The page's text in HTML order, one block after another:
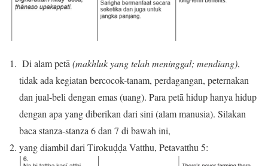
Di alam petā (makhluk yang telah meninggal; mendiang),
tidak ada kegiatan bercocok-tanam, perdagangan, peternakan
dan jual-beli dengan emas (uang). Para petā hidup hanya hidup
dengan apa yang diberikan dari sini (alam manusia). Silakan
baca stanza-stanza 6 dan 7 di bawah ini,
yang diambil dari Tirokuḍḍa Vatthu, Petavatthu 5: